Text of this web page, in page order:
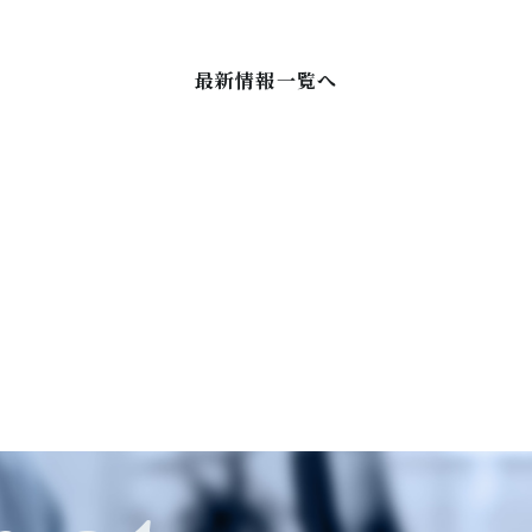
最新情報一覧へ